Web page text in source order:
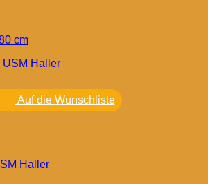
cm
Auf die Wunschliste
Haller